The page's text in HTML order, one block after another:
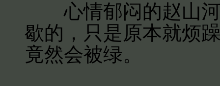
心情郁闷的赵山河
歇的，只是原本就烦
竟然会被绿。